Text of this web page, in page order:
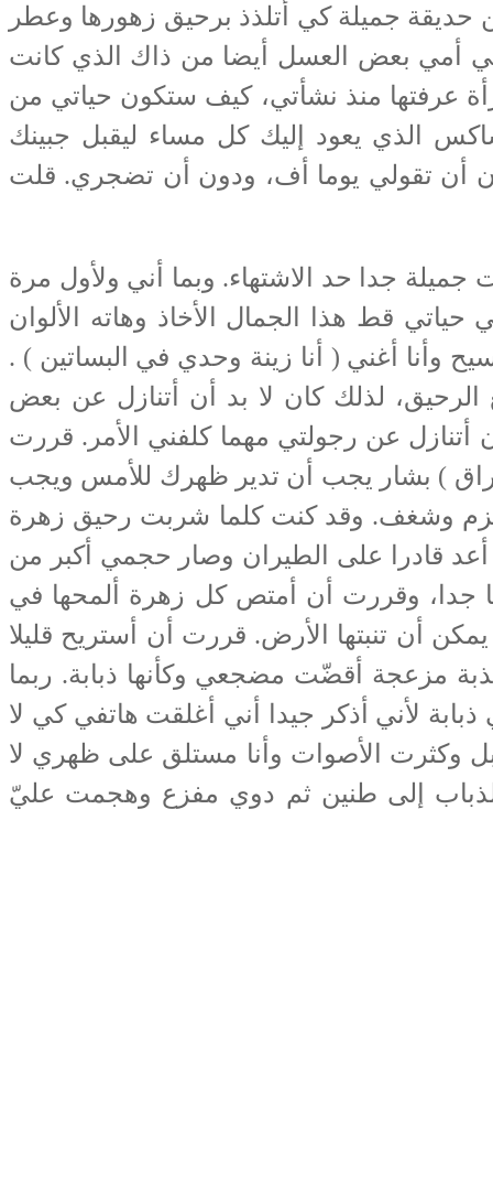
حديقة جميلة كي أتلذذ برحيق زهورها وعطر
أمي بعض العسل أيضا من ذاك الذي كانت
عرفتها منذ نشأتي، كيف ستكون حياتي من
الذي يعود إليك كل مساء ليقبل جبينك
أن تقولي يوما أف، ودون أن تضجري. قلت
جدا حد الاشتهاء. وبما أني ولأول مرة
قط هذا الجمال الأخاذ وهاته الألوان
وأنا أغني ( أنا زينة وحدي في البساتين ) .
الرحيق، لذلك كان لا بد أن أتنازل عن بعض
عن رجولتي مهما كلفني الأمر. قررت
) بشار يجب أن تدير ظهرك للأمس ويجب
عزم وشغف. وقد كنت كلما شربت رحيق زهرة
قادرا على الطيران وصار حجمي أكبر من
جدا، وقررت أن أمتص كل زهرة ألمحها في
أن تنبتها الأرض. قررت أن أستريح قليلا
مزعجة أقضّت مضجعي وكأنها ذبابة. ربما
لأني أذكر جيدا أني أغلقت هاتفي كي لا
بل وكثرت الأصوات وأنا مستلق على ظهري لا
إلى طنين ثم دوي مفزع وهجمت عليّ